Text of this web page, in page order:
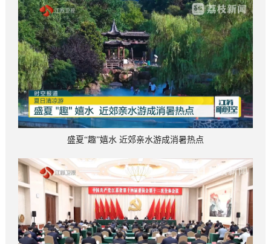
盛夏“趣”嬉水 近郊亲水游成消暑热点